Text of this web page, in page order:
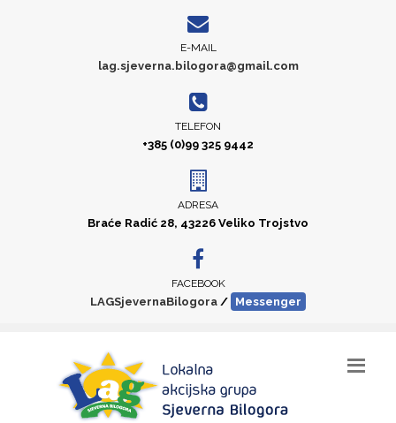
E-MAIL
lag.sjeverna.bilogora@gmail.com
TELEFON
+385 (0)99 325 9442
ADRESA
Braće Radić 28, 43226 Veliko Trojstvo
FACEBOOK
LAGSjevernaBilogora / Messenger